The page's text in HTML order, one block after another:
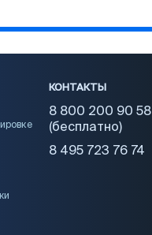
КОНТАКТЫ
8 800 200 90 58
(бесплатно)
8 495 723 76 74